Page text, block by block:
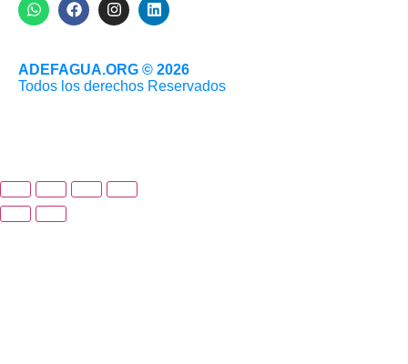
ADEFAGUA.ORG © 2026
Todos los derechos Reservados